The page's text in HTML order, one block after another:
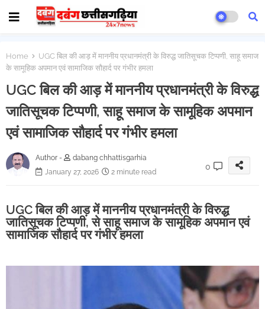
Home
UGC बिल की आड़ में माननीय प्रधानमंत्री के विरुद्ध जातिसूचक टिप्पणी, साहू समाज
के सामूहिक अपमान एवं सामाजिक सौहार्द पर गंभीर हमला
UGC बिल की आड़ में माननीय प्रधानमंत्री के विरुद्ध
जातिसूचक टिप्पणी, साहू समाज के सामूहिक अपमान
एवं सामाजिक सौहार्द पर गंभीर हमला
Author -
dabang chhattisgarhia
January 27, 2026
2 minute read
0
UGC बिल की आड़ में माननीय प्रधानमंत्री के विरुद्ध
जातिसूचक टिप्पणी, से साहू समाज के सामूहिक अपमान एवं
सामाजिक सौहार्द पर गंभीर हमला